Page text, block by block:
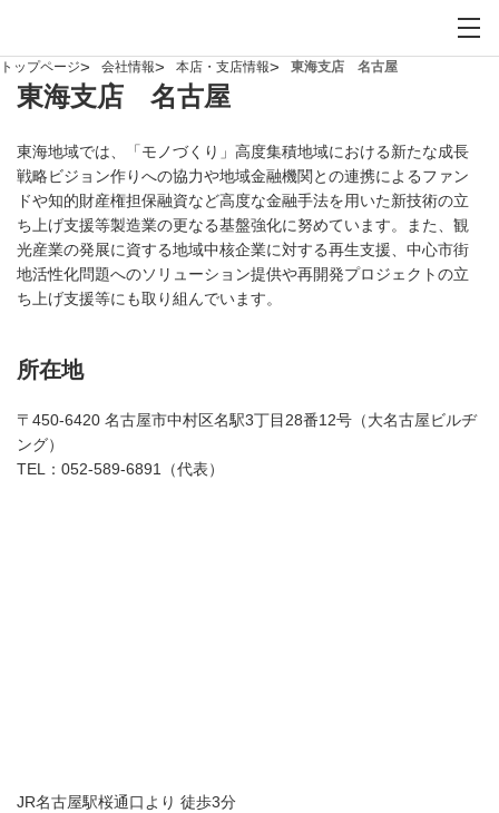
トップページ 会社情報 本店・支店情報 東海支店 名古屋
東海支店 名古屋
東海地域では、「モノづくり」高度集積地域における新たな成長
戦略ビジョン作りへの協力や地域金融機関との連携によるファン
ドや知的財産権担保融資など高度な金融手法を用いた新技術の立
ち上げ支援等製造業の更なる基盤強化に努めています。また、観
光産業の発展に資する地域中核企業に対する再生支援、中心市街
地活性化問題へのソリューション提供や再開発プロジェクトの立
ち上げ支援等にも取り組んでいます。
所在地
〒450-6420 名古屋市中村区名駅3丁目28番12号（大名古屋ビルヂ
ング）
TEL： 052-589-6891 （代表）
JR名古屋駅桜通口より 徒歩3分